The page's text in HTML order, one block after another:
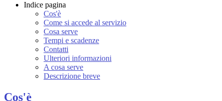
Indice pagina
Cos'è
Come si accede al servizio
Cosa serve
Tempi e scadenze
Contatti
Ulteriori informazioni
A cosa serve
Descrizione breve
Cos'è